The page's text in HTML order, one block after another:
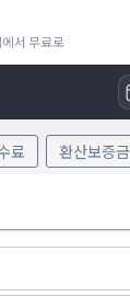
서 무료로
료 환산보증금